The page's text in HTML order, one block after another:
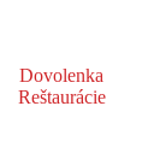
Dovolenka
Reštaurácie